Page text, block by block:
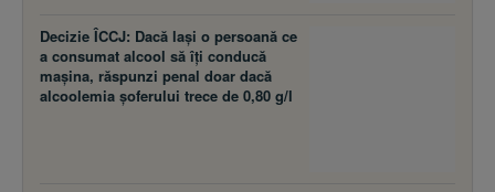
Decizie ÎCCJ: Dacă laşi o persoană ce
a consumat alcool să îţi conducă
maşina, răspunzi penal doar dacă
alcoolemia şoferului trece de 0,80 g/l